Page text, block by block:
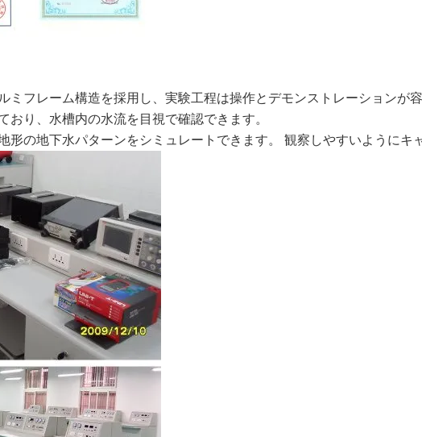
ミフレーム構造を採用し、実験工程は操作とデモンストレーションが
おり、水槽内の水流を目視で確認できます。
形の地下水パターンをシミュレートできます。 観察しやすいようにキ